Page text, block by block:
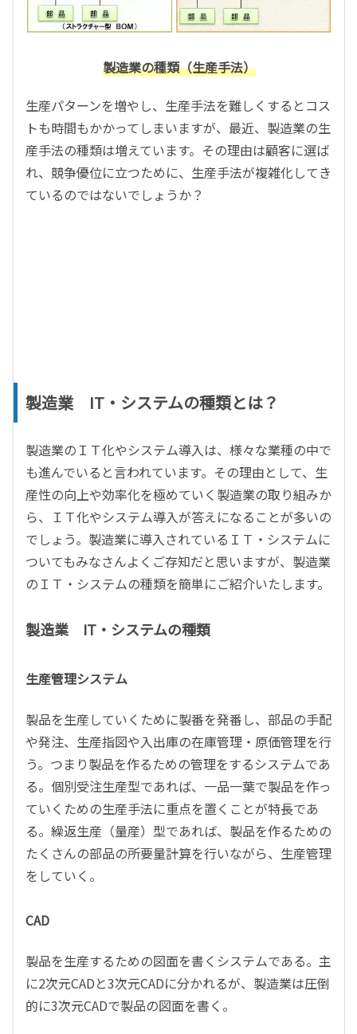
製造業の種類（生産手法）
生産パターンを増やし、生産手法を難しくするとコス
トも時間もかかってしまいますが、最近、製造業の生
産手法の種類は増えています。その理由は顧客に選ば
れ、競争優位に立つために、生産手法が複雑化してき
ているのではないでしょうか？
製造業 IT・システムの種類とは？
製造業のＩＴ化やシステム導入は、様々な業種の中で
も進んでいると言われています。その理由として、生
産性の向上や効率化を極めていく製造業の取り組みか
ら、ＩＴ化やシステム導入が答えになることが多いの
でしょう。製造業に導入されているＩＴ・システムに
ついてもみなさんよくご存知だと思いますが、製造業
のＩＴ・システムの種類を簡単にご紹介いたします。
製造業 IT・システムの種類
生産管理システム
製品を生産していくために製番を発番し、部品の手配
や発注、生産指図や入出庫の在庫管理・原価管理を行
う。つまり製品を作るための管理をするシステムであ
る。個別受注生産型であれば、一品一葉で製品を作っ
ていくための生産手法に重点を置くことが特長であ
る。繰返生産（量産）型であれば、製品を作るための
たくさんの部品の所要量計算を行いながら、生産管理
をしていく。
CAD
製品を生産するための図面を書くシステムである。主
に2次元CADと3次元CADに分かれるが、製造業は圧倒
的に3次元CADで製品の図面を書く。